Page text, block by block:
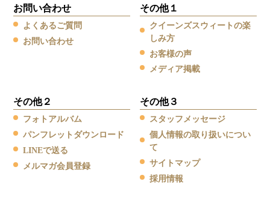
お問い合わせ
よくあるご質問
お問い合わせ
その他１
クイーンズスウィートの楽
しみ方
お客様の声
メディア掲載
その他２
フォトアルバム
パンフレットダウンロード
LINEで送る
メルマガ会員登録
その他３
スタッフメッセージ
個人情報の取り扱いについ
て
サイトマップ
採用情報